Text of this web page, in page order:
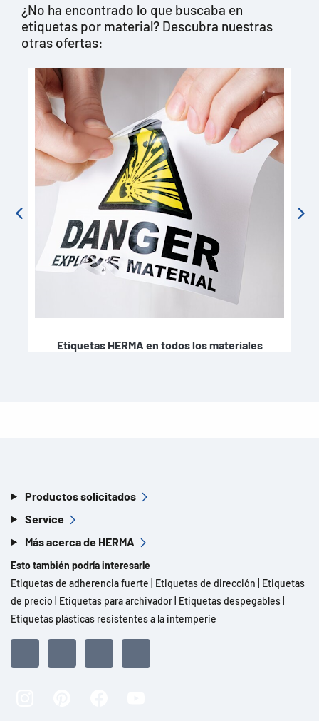
¿No ha encontrado lo que buscaba en
etiquetas por material? Descubra nuestras
otras ofertas:
Etiquetas HERMA en todos los materiales
Productos solicitados
Service
Más acerca de HERMA
Esto también podría interesarle
Etiquetas de adherencia fuerte
Etiquetas de dirección
Etiquetas
de precio
Etiquetas para archivador Etiquetas despegables
Etiquetas plásticas resistentes a la intemperie